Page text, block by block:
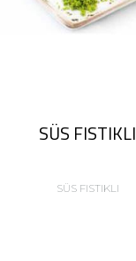
SÜS FISTIKLI
SÜS FISTIKLI